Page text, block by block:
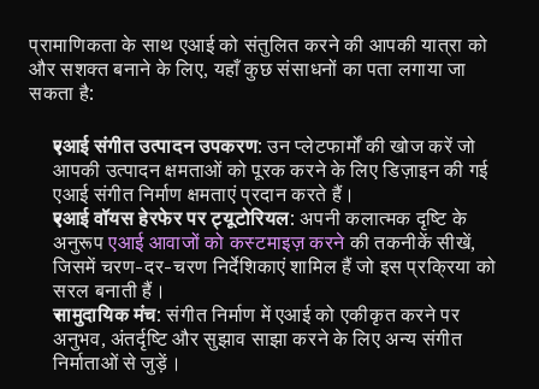
प्रामाणिकता के साथ एआई को संतुलित करने की आपकी यात्रा को
और सशक्त बनाने के लिए, यहाँ कुछ संसाधनों का पता लगाया जा
सकता है:
एआई संगीत उत्पादन उपकरण: उन प्लेटफार्मों की खोज करें जो
आपकी उत्पादन क्षमताओं को पूरक करने के लिए डिज़ाइन की गई
एआई संगीत निर्माण क्षमताएं प्रदान करते हैं।
एआई वॉयस हेरफेर पर ट्यूटोरियल: अपनी कलात्मक दृष्टि के
अनुरूप एआई आवाजों को कस्टमाइज़ करने की तकनीकें सीखें,
जिसमें चरण-दर-चरण निर्देशिकाएं शामिल हैं जो इस प्रक्रिया को
सरल बनाती हैं।
सामुदायिक मंच: संगीत निर्माण में एआई को एकीकृत करने पर
अनुभव, अंतर्दृष्टि और सुझाव साझा करने के लिए अन्य संगीत
निर्माताओं से जुड़ें।